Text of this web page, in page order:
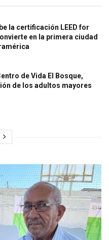
la certificación LEED for
en la primera ciudad
de Vida El Bosque,
de los adultos mayores